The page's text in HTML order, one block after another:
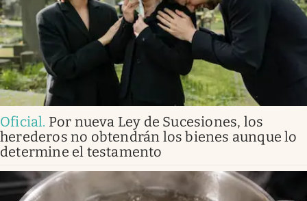
Oficial. Por nueva Ley de Sucesiones, los
herederos no obtendrán los bienes aunque lo
determine el testamento